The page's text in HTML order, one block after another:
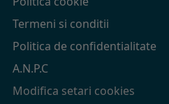
Termeni si conditii
Politica de confidentialitate
A.N.P.C
Modifica setari cookies